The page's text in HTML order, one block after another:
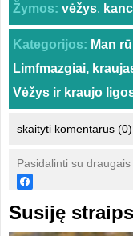
Žymos: vėžys,
Kategorijos: Man
Limfmazgiai,
Vėžys ir kraujo
skaityti komentarus (0)
Pasidalinti su draugais
Susiję